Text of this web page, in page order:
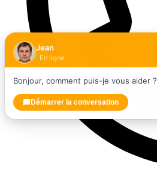
Jean
En ligne
Bonjour, comment puis-je vous aider ?
Démarrer la conversation